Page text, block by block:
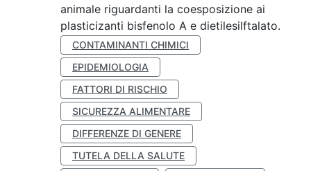
animale riguardanti la coesposizione ai
plasticizanti bisfenolo A e dietilesilftalato.
CONTAMINANTI CHIMICI
EPIDEMIOLOGIA
FATTORI DI RISCHIO
SICUREZZA ALIMENTARE
DIFFERENZE DI GENERE
TUTELA DELLA SALUTE